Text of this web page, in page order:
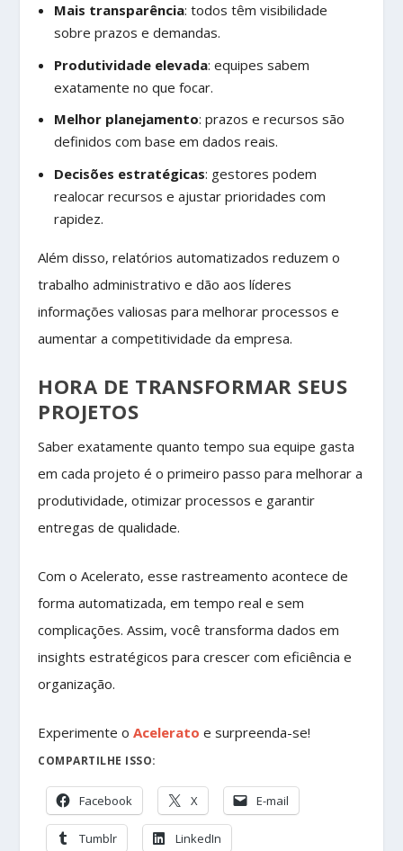
Mais transparência: todos têm visibilidade
sobre prazos e demandas.
Produtividade elevada: equipes sabem
exatamente no que focar.
Melhor planejamento: prazos e recursos são
definidos com base em dados reais.
Decisões estratégicas: gestores podem
realocar recursos e ajustar prioridades com
rapidez.
Além disso, relatórios automatizados reduzem o
trabalho administrativo e dão aos líderes
informações valiosas para melhorar processos e
aumentar a competitividade da empresa.
HORA DE TRANSFORMAR SEUS
PROJETOS
Saber exatamente quanto tempo sua equipe gasta
em cada projeto é o primeiro passo para melhorar a
produtividade, otimizar processos e garantir
entregas de qualidade.
Com o Acelerato, esse rastreamento acontece de
forma automatizada, em tempo real e sem
complicações. Assim, você transforma dados em
insights estratégicos para crescer com eficiência e
organização.
Experimente oAcelerato e surpreenda-se!
COMPARTILHE ISSO:
Facebook X E-mail
Tumblr LinkedIn